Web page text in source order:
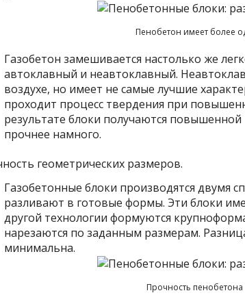
Пенобетон имеет более
Газобетон замешивается настолько же
автоклавный и неавтоклавный.
воздухе, но имеет не самые лучшие
проходит процесс твердения при
результате блоки получаются
прочнее намного.
геометрических размеров.
Газобетонные блоки производятся двумя
разливают в готовые формы. Эти блоки
другой технологии формуются
нарезаются по заданным размерам.
минимальна.
Прочность